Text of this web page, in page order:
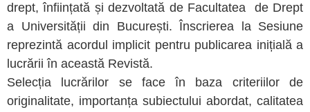
drept, înființată și dezvoltată de Facultatea de Drept
a Universității din București. Înscrierea la Sesiune
reprezintă acordul implicit pentru publicarea inițială a
lucrării în această Revistă.
Selecția lucrărilor se face în baza criteriilor de
originalitate, importanța subiectului abordat, calitatea